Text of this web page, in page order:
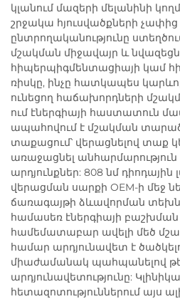
կլանում մազերի մելանինի
շրջակա հյուսվածքների
ընտրողականությունը
մշակման միջավայր և
հիպերպիգմենտացիայի կամ
ռիսկը, ինչը հատկապես կարևոր
ունեցող հաճախորդների
ում էներգիայի հաստատուն
ապահովում է մշակման
տաքացում՝ վերացնելով տաք
առաջացնել
արդյունքներ: 808 նմ
վերացման սարքի OEM-ի մեջ
ճառագայթի ձևավորման
համասեռ էներգիայի
համեմատաբար ավելի մեծ
համար արդյունավետ է
միաժամանակ պահպանելով
արդյունավետությունը:
հետազոտություններում այս